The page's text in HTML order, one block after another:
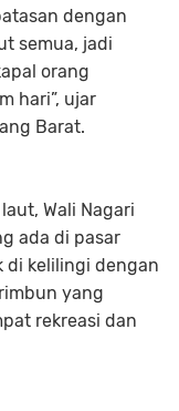
dengan
semua, jadi
orang
hari”, ujar
Barat.
Wali Nagari
ada di pasar
di kelilingi dengan
yang
rekreasi dan